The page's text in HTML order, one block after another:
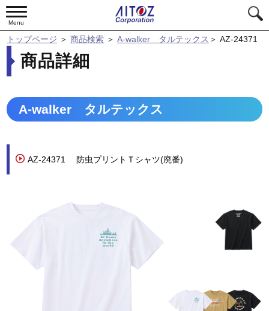
Menu
トップページ ＞商品検索 ＞ A-walker タルテックス ＞AZ-24371
商品詳細
A-walker タルテックス
AZ-24371 防虫プリントＴシャツ(廃番)